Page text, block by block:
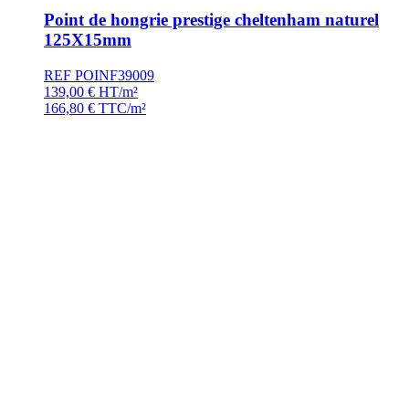
Point de hongrie prestige cheltenham naturel
125X15mm
REF POINF39009
139,00 € HT/m²
166,80 € TTC/m²